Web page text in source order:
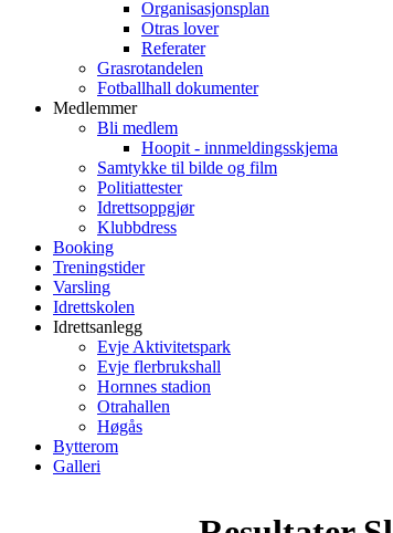
Organisasjonsplan
Otras lover
Referater
Grasrotandelen
Fotballhall dokumenter
Medlemmer
Bli medlem
Hoopit - innmeldingsskjema
Samtykke til bilde og film
Politiattester
Idrettsoppgjør
Klubbdress
Booking
Treningstider
Varsling
Idrettskolen
Idrettsanlegg
Evje Aktivitetspark
Evje flerbrukshall
Hornnes stadion
Otrahallen
Høgås
Bytterom
Galleri